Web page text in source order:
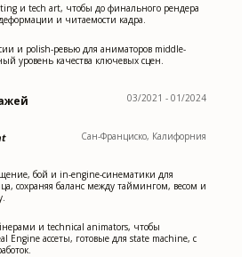
и tech art, чтобы до финального рендера
и читаемости кадра.
и polish-ревью для аниматоров middle-
уровень качества ключевых сцен.
03/2021 - 01/2024
Сан-Франциско, Калифорния
бой и in-engine-синематики для
сохраняя баланс между таймингом, весом и
и technical animators, чтобы
Engine ассеты, готовые для state machine, с